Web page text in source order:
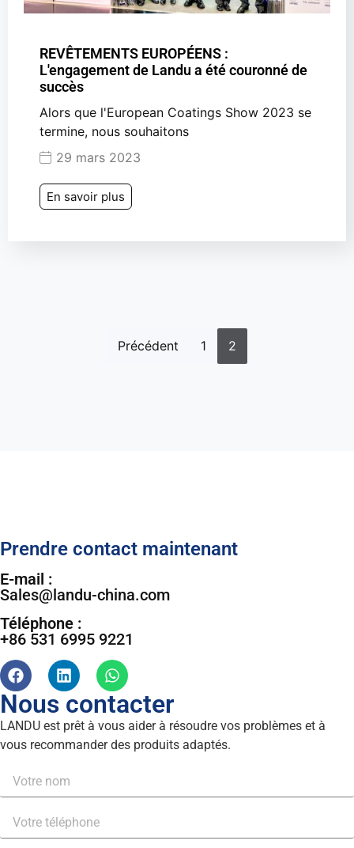
REVÊTEMENTS EUROPÉENS :
L'engagement de Landu a été couronné de
succès
Alors que l'European Coatings Show 2023 se
termine, nous souhaitons
29 mars 2023
En savoir plus
Précédent 1 2
Prendre contact maintenant
E-mail :
Sales@landu-china.com
Téléphone :
+86 531 6995 9221
Nous contacter
LANDU est prêt à vous aider à résoudre vos problèmes et à
vous recommander des produits adaptés.